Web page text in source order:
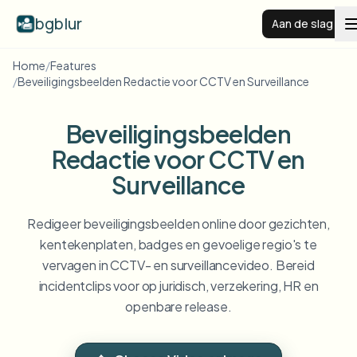
bgblur Aan de slag
Videoachtergrond vervagen
Alle voorbeelden bekijken
Blader door de volledige voorbeeldenbibliotheek
Gezicht vervagen
Kenteken vervagen
Functies
View all features
Browse every blur tool in one place
Zakelijk
Scholen & onderwijs
Home/Features
/Beveiligingsbeelden Redactie voor CCTV en Surveillance
Beveiligingsbeelden
Redactie voor CCTV en
Surveillance
Redigeer beveiligingsbeelden online door gezichten,
kentekenplaten, badges en gevoelige regio's te
vervagen in CCTV- en surveillancevideo. Bereid
incidentclips voor op juridisch, verzekering, HR en
openbare release.